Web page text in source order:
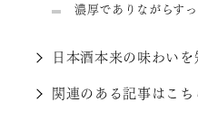
濃厚でありながらす
日本酒本来の味わい
関連のある記事はこち